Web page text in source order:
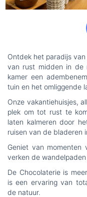
Ontdek het paradijs
van rust midden in de
kamer een
tuin en het omliggende
Onze vakantiehuisjes,
plek om tot rust te
laten kalmeren door
ruisen van de bladeren
Geniet van
verken de
De Chocolaterie is
is een ervaring van
de natuur.